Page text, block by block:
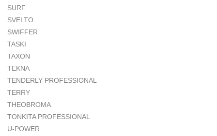
SURF
SVELTO
SWIFFER
TASKI
TAXON
TEKNA
TENDERLY PROFESSIONAL
TERRY
THEOBROMA
TONKITA PROFESSIONAL
U-POWER